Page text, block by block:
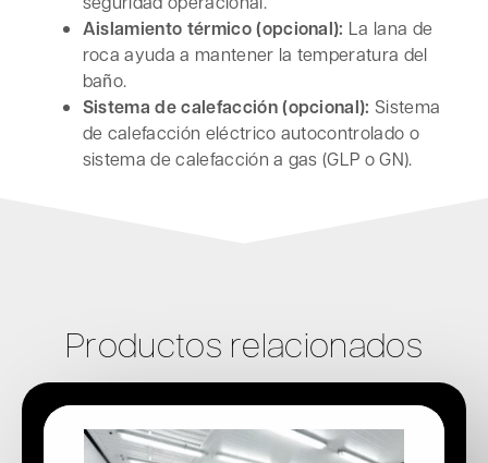
Aislamiento térmico (opcional): La lana de
roca ayuda a mantener la temperatura del
baño.
Sistema de calefacción (opcional): Sistema
de calefacción eléctrico autocontrolado o
sistema de calefacción a gas (GLP o GN).
Productos relacionados